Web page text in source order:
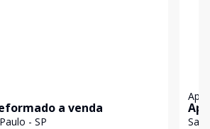
a venda
- SP